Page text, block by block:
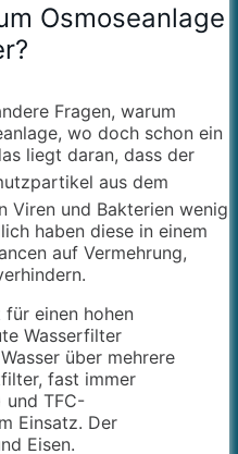
Osmoseanlage
Fragen, warum
wo doch schon ein
liegt daran, dass der
aus dem
Viren und Bakterien wenig
haben diese in einem
auf Vermehrung,
einen hohen
Wasserfilter
über mehrere
fast immer
TFC-
Einsatz. Der
Eisen.